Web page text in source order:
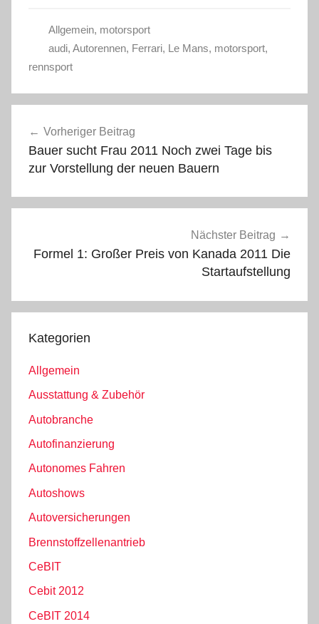
Allgemein, motorsport
audi, Autorennen, Ferrari, Le Mans, motorsport,
rennsport
Vorheriger Beitrag
Bauer sucht Frau 2011 Noch zwei Tage bis
zur Vorstellung der neuen Bauern
Nächster Beitrag
Formel 1: Großer Preis von Kanada 2011 Die
Startaufstellung
Kategorien
Allgemein
Ausstattung & Zubehör
Autobranche
Autofinanzierung
Autonomes Fahren
Autoshows
Autoversicherungen
Brennstoffzellenantrieb
CeBIT
Cebit 2012
CeBIT 2014